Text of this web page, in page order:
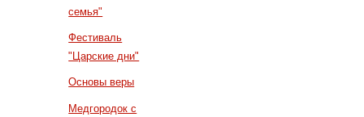
семья"
Фестиваль
"Царские дни"
Основы веры
Медгородок с